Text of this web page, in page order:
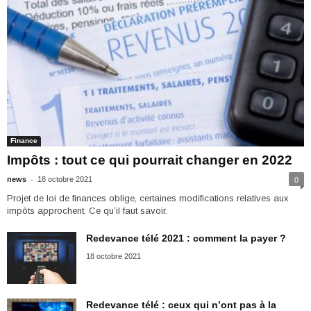
Finance
Impôts : tout ce qui pourrait changer en 2022
news - 18 octobre 2021 0
Projet de loi de finances oblige, certaines modifications relatives aux
impôts approchent. Ce qu’il faut savoir.
Redevance télé 2021 : comment la payer ?
18 octobre 2021
Redevance télé : ceux qui n’ont pas à la